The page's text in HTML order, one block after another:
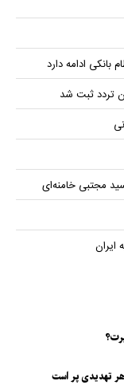
بانکی ادامه دارد
هر تهدیدی پر است